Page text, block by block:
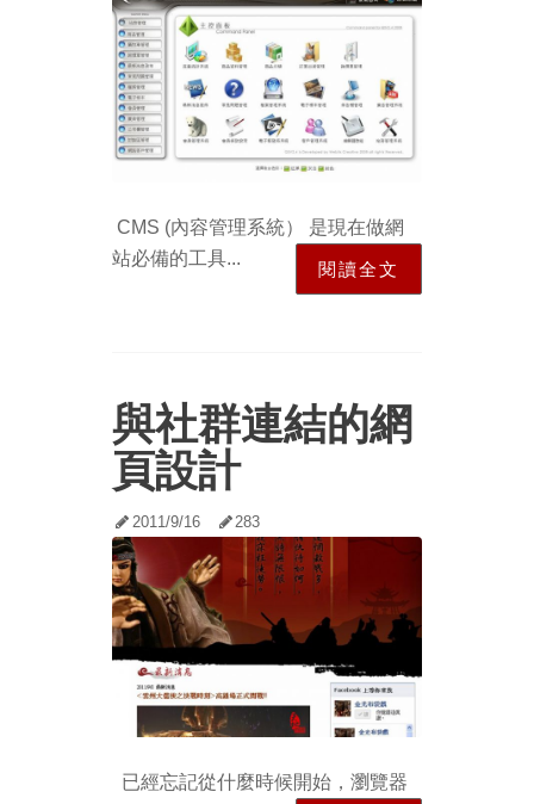
CMS (內容管理系統） 是現在做網
站必備的工具...
閱讀全文
與社群連結的網
頁設計
2011/9/16 283
已經忘記從什麼時候開始，瀏覽器